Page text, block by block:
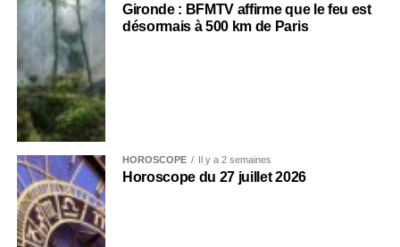
Gironde : BFMTV affirme que le feu est
désormais à 500 km de Paris
HOROSCOPE Il y a 2 semaines
Horoscope du 27 juillet 2026